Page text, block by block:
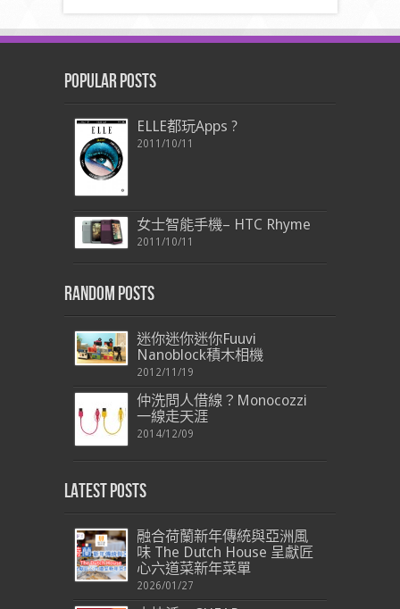
Popular Posts
ELLE都玩Apps ?
2011/10/11
女士智能手機– HTC Rhyme
2011/10/11
Random Posts
迷你迷你迷你Fuuvi
Nanoblock積木相機
2012/11/19
仲洗問人借線？Monocozzi
一線走天涯
2014/12/09
Latest Posts
融合荷蘭新年傳統與亞洲風
味 The Dutch House 呈獻匠
心六道菜新年菜單
2026/01/27